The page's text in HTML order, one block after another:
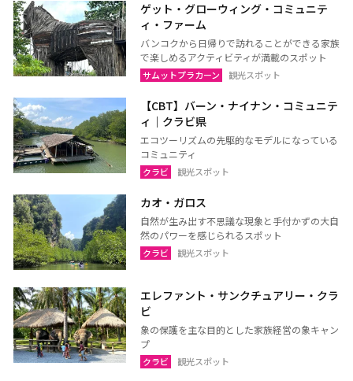
パタヤ（チョンブリー）
トラート
ラヨーン（サメット島）
チャンタブリー
プラーチーンブリー
ナコーンナーヨック
サムットプラカーン
バンコク
サムットソンクラーム
アユタヤ
ナコーンパトム
カンチャナブリー
ホアヒン（プラチュアッブ
チャアム（ペッチャブリ
ー）
アーントーン
チャイナート
ロッブリー
ノンタブリー
パトゥムターニー
ゲット・グローウィング・コミュニテ
ィ・ファーム
バンコクから日帰りで訪れることができる家族
で楽しめるアクティビティが満載のスポット
サムットプラカーン 観光スポット
【CBT】バーン・ナイナン・コミュニテ
ィ｜クラビ県
エコツーリズムの先駆的なモデルになっている
コミュニティ
クラビ 観光スポット
カオ・ガロス
自然が生み出す不思議な現象と手付かずの大自
然のパワーを感じられるスポット
クラビ 観光スポット
エレファント・サンクチュアリー・クラ
ビ
象の保護を主な目的とした家族経営の象キャン
プ
クラビ 観光スポット